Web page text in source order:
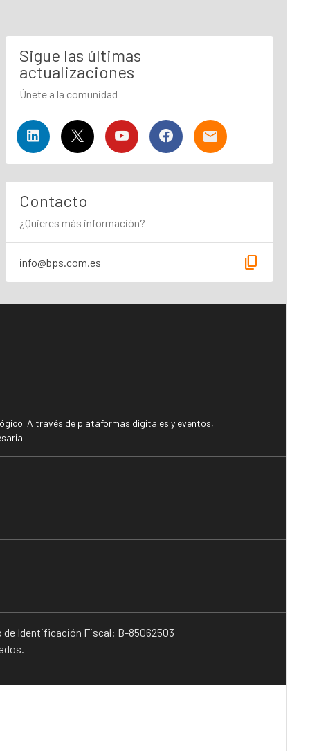
Sigue las últimas
actualizaciones
Únete a la comunidad
Contacto
¿Quieres más información?
info@bps.com.es content_copy
A través de plataformas digitales y eventos,
de Identificación Fiscal: B-85062503